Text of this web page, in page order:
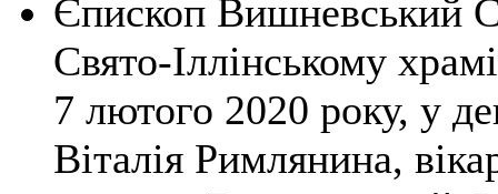
Єпископ Вишневський
Свято-Іллінському
7 лютого 2020 року, у
Віталія Римлянина,